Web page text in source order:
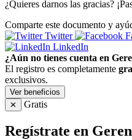
¿Quieres darnos las gracias?
Comparte este documento y
Twitter
LinkedIn
¿Aún no tienes cuenta en
El registro es completamente
exclusivos.
Ver beneficios
✕
Gratis
Regístrate en